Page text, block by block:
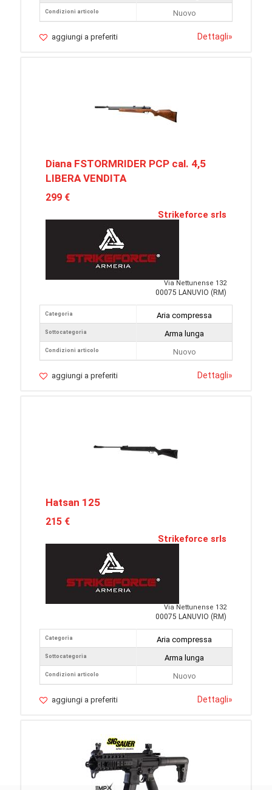
Condizioni articolo
Nuovo
aggiungi a preferiti Dettagli»
Diana FSTORMRIDER PCP cal. 4,5
LIBERA VENDITA
299 €
Strikeforce srls
Via Nettunense 132
00075 LANUVIO (RM)
Categoria
Sottocategoria
Condizioni articolo
Aria compressa
Arma lunga
Nuovo
aggiungi a preferiti Dettagli»
Hatsan 125
215 €
Strikeforce srls
Via Nettunense 132
00075 LANUVIO (RM)
Categoria
Sottocategoria
Condizioni articolo
Aria compressa
Arma lunga
Nuovo
aggiungi a preferiti Dettagli»